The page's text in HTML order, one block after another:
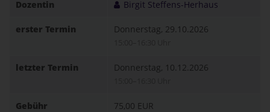
Dozentin Birgit Steffens-Herhaus
erster Termin Donnerstag, 29.10.2026
letzter Termin Donnerstag, 10.12.2026
Gebühr 75,00 EUR